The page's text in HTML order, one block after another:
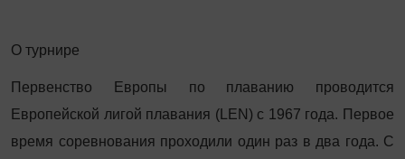
О турнире
Первенство Европы по плаванию проводится
Европейской лигой плавания (LEN) с 1967 года. Первое
время соревнования проходили один раз в два года. С